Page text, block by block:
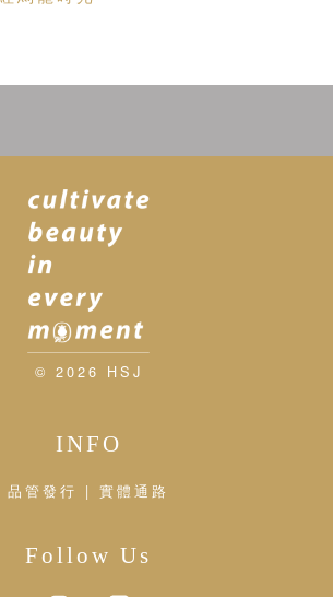
© 2026 HSJ
INFO
品管發行 | 實體通路
Follow Us